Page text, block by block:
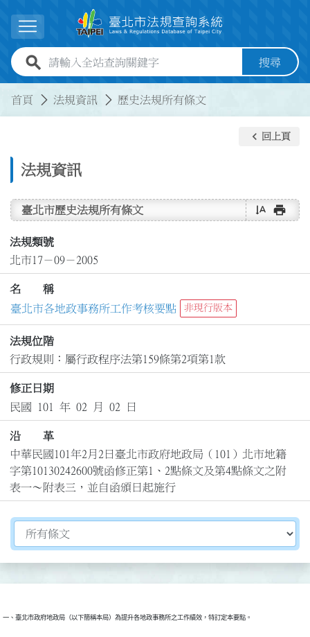
展開選單
全站查詢關鍵字欄位 搜尋
首頁 法規資訊 歷史法規所有條文
法規資訊
keyboard_arrow_left 回上頁
臺北市歷史法規所有條文 text_rotate_vertical print
法規類號
北市17－09－2005
名 稱
臺北市各地政事務所工作考核要點
非現行版本
法規位階
行政規則：屬行政程序法第159條第2項第1款
修正日期
民國 101 年 02 月 02 日
沿 革
中華民國101年2月2日臺北市政府地政局（101）北市地籍
字第10130242600號函修正第1、2點條文及第4點條文之附
表一～附表三，並自函頒日起施行
切換選擇法規資訊內容